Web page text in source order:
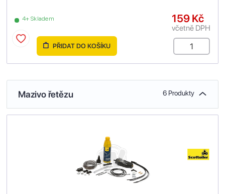
4+ Skladem 159 Kč
včetně DPH
PŘIDAT DO KOŠÍKU
Mazivo řetězu 6 Produkty